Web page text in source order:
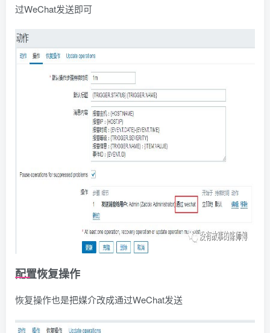
过WeChat发送即可
配置恢复操作
恢复操作也是把媒介改成通过WeChat发送